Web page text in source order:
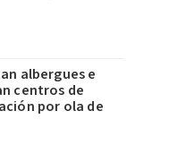
albergues e
centros de
por ola de